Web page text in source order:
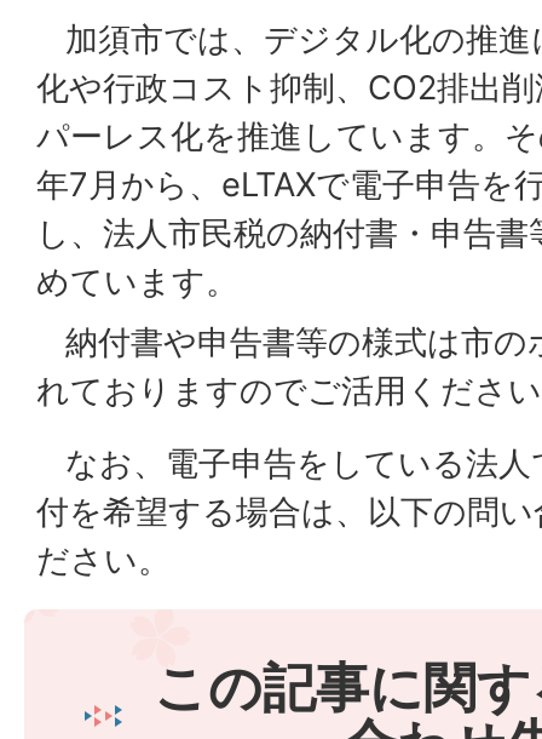
加須市では、デジタル化の推進
化や行政コスト抑制、CO2排出
パーレス化を推進しています。
年7月から、eLTAXで電子申告を
し、法人市民税の納付書・申告
めています。
納付書や申告書等の様式は市の
れておりますのでご活用くださ
なお、電子申告をしている法
付を希望する場合は、以下の問
ださい。
この記事に関